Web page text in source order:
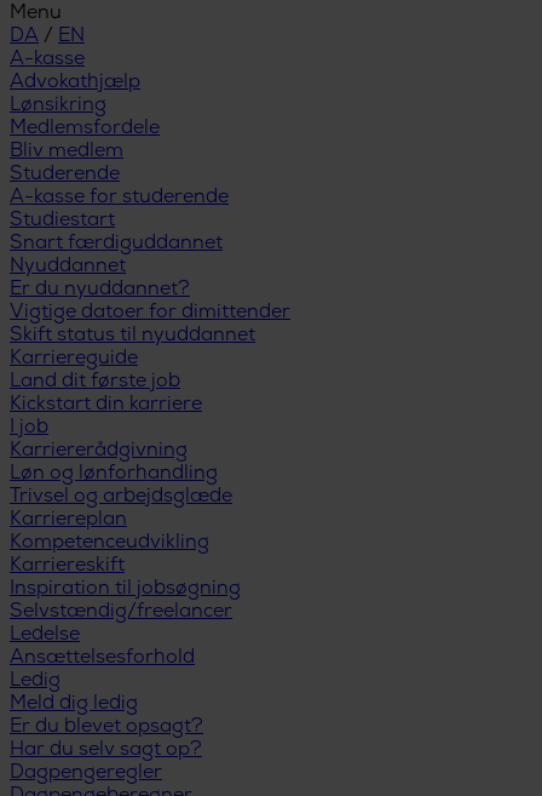
Menu
DA / EN
A-kasse
Advokathjælp
Lønsikring
Medlemsfordele
Bliv medlem
Studerende
A-kasse for studerende
Studiestart
Snart færdiguddannet
Nyuddannet
Er du nyuddannet?
Vigtige datoer for dimittender
Skift status til nyuddannet
Karriereguide
Land dit første job
Kickstart din karriere
I job
Karriererådgivning
Løn og lønforhandling
Trivsel og arbejdsglæde
Karriereplan
Kompetenceudvikling
Karriereskift
Inspiration til jobsøgning
Selvstændig/freelancer
Ledelse
Ansættelsesforhold
Ledig
Meld dig ledig
Er du blevet opsagt?
Har du selv sagt op?
Dagpengeregler